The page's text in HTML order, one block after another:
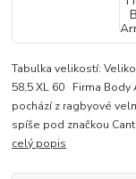
Tabulka velikostí:
58,5 XL 60 Firma Body
pochází z ragbyové
spíše pod značkou
celý popis